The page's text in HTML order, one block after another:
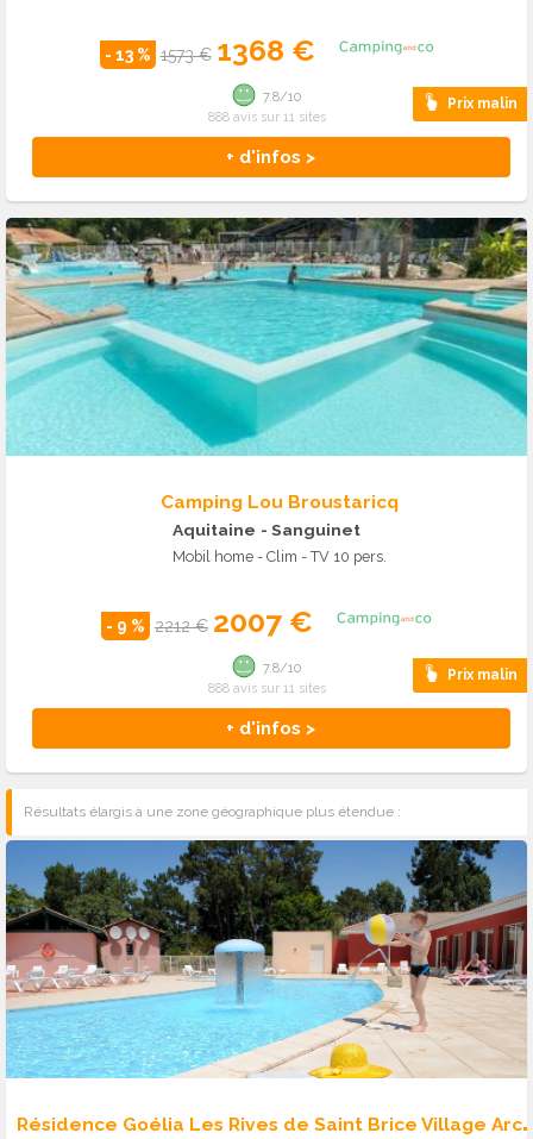
- 13 % 1573 € 1368 €
Prix malin
+ d'infos >
7.8/10
888 avis sur 11 sites
Camping Lou Broustaricq
Aquitaine - Sanguinet
Mobil home - Clim - TV 10 pers.
- 9 % 2212 € 2007 €
Prix malin
+ d'infos >
7.8/10
888 avis sur 11 sites
Résultats élargis à une zone géographique plus étendue :
ésidence Goélia Les